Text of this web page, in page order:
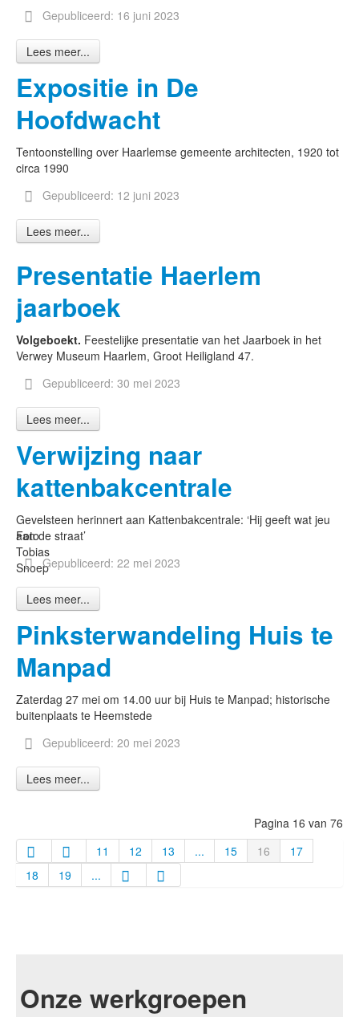
Gepubliceerd: 16 juni 2023
Lees meer...
Expositie in De
Hoofdwacht
Tentoonstelling over Haarlemse gemeente architecten, 1920 tot
circa 1990
Gepubliceerd: 12 juni 2023
Lees meer...
Presentatie Haerlem
jaarboek
Volgeboekt. Feestelijke presentatie van het Jaarboek in het
Verwey Museum Haarlem, Groot Heiligland 47.
Gepubliceerd: 30 mei 2023
Lees meer...
Verwijzing naar
kattenbakcentrale
Foto
Tobias
Snoep
Gevelsteen herinnert aan Kattenbakcentrale: ‘Hij geeft wat jeu
aan de straat’
Gepubliceerd: 22 mei 2023
Lees meer...
Pinksterwandeling Huis te
Manpad
Zaterdag 27 mei om 14.00 uur bij Huis te Manpad; historische
buitenplaats te Heemstede
Gepubliceerd: 20 mei 2023
Lees meer...
Pagina 16 van 76
11
12 13 ... 15 16
17
18
19 ...
Onze werkgroepen